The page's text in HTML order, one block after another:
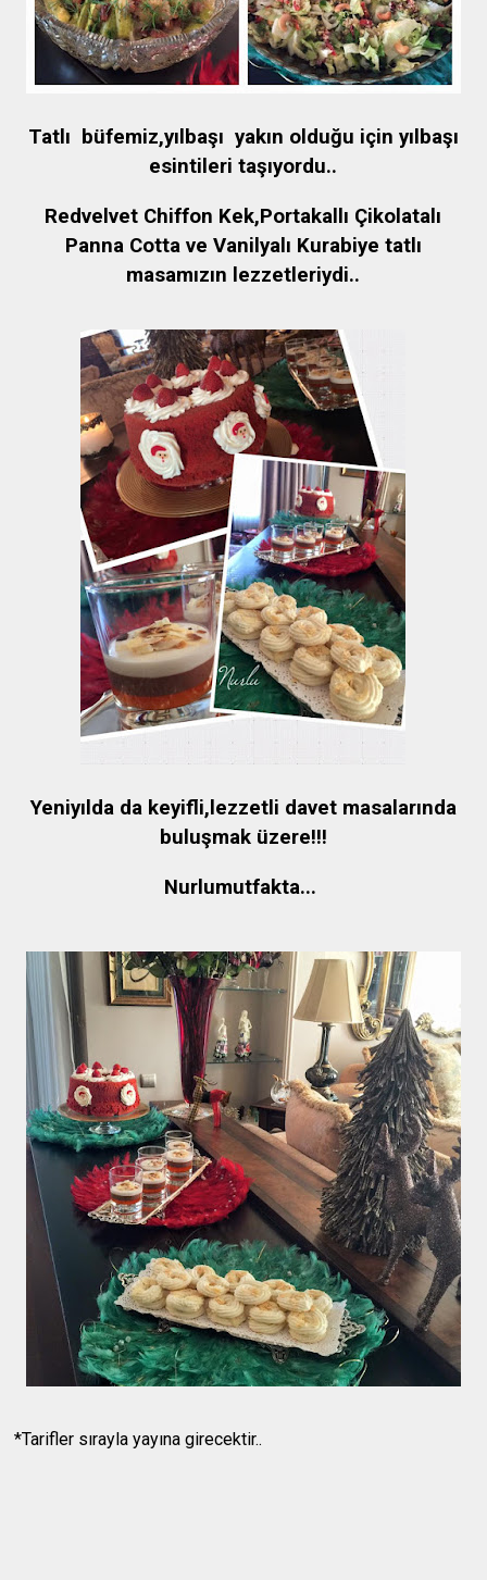
Tatlı büfemiz,yılbaşı yakın olduğu için yılbaşı
esintileri taşıyordu..
Redvelvet Chiffon Kek,Portakallı Çikolatalı
Panna Cotta ve Vanilyalı Kurabiye tatlı
masamızın lezzetleriydi..
Yeniyılda da keyifli,lezzetli davet masalarında
buluşmak üzere!!!
Nurlumutfakta...
*Tarifler sırayla yayına girecektir..